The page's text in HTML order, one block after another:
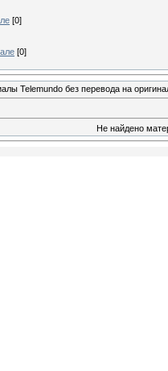
[0]
[0]
Telemundo без перевода на
Не найдено